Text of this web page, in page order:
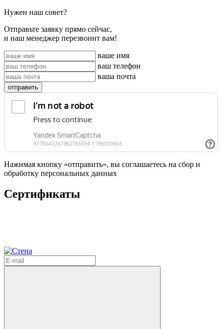
Нужен наш совет?
Отправьте заявку прямо сейчас,
и наш менеджер перезвонит вам!
ваше имя
ваш телефон
ваша почта
отправить
Нажимая кнопку «отправить», вы соглашаетесь на сбор и
обработку персональных данных
Сертификаты